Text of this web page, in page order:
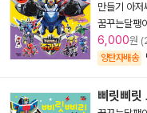
만들기 아저
꿈꾸는달팽
6,000원
양탄자배송
삐릿삐릿